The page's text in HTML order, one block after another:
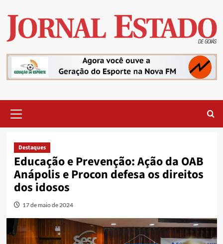
content
Menu
Destaques
Educação e Prevenção: Ação da OAB
Anápolis e Procon defesa os direitos
dos idosos
17 de maio de 2024